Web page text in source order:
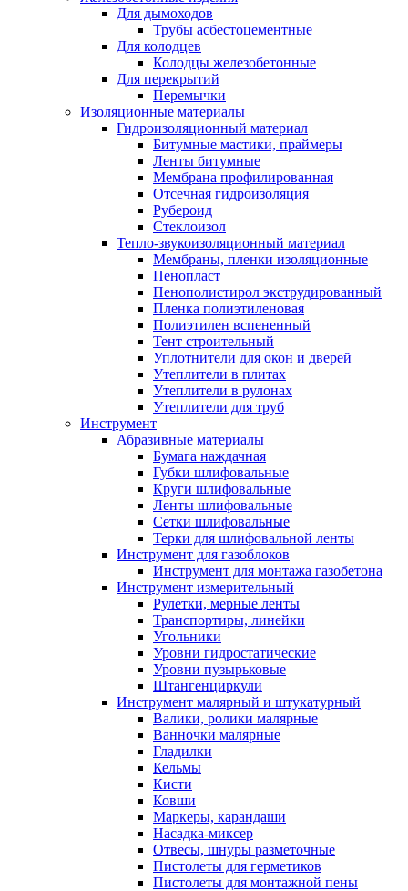
Для дымоходов
Трубы асбестоцементные
Для колодцев
Колодцы железобетонные
Для перекрытий
Перемычки
Изоляционные материалы
Гидроизоляционный материал
Битумные мастики, праймеры
Ленты битумные
Мембрана профилированная
Отсечная гидроизоляция
Рубероид
Стеклоизол
Тепло-звукоизоляционный материал
Мембраны, пленки изоляционные
Пенопласт
Пенополистирол экструдированный
Пленка полиэтиленовая
Полиэтилен вспененный
Тент строительный
Уплотнители для окон и дверей
Утеплители в плитах
Утеплители в рулонах
Утеплители для труб
Инструмент
Абразивные материалы
Бумага наждачная
Губки шлифовальные
Круги шлифовальные
Ленты шлифовальные
Сетки шлифовальные
Терки для шлифовальной ленты
Инструмент для газоблоков
Инструмент для монтажа газобетона
Инструмент измерительный
Рулетки, мерные ленты
Транспортиры, линейки
Угольники
Уровни гидростатические
Уровни пузырьковые
Штангенциркули
Инструмент малярный и штукатурный
Валики, ролики малярные
Ванночки малярные
Гладилки
Кельмы
Кисти
Ковши
Маркеры, карандаши
Насадка-миксер
Отвесы, шнуры разметочные
Пистолеты для герметиков
Пистолеты для монтажной пены